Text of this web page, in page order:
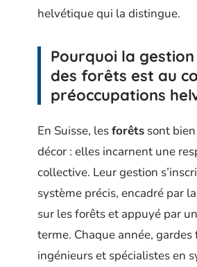
helvétique qui la distingue.
Pourquoi la
des forêts est au
préoccupations
En Suisse, lesforêts sont
décor : elles incarnent une
collective. Leur gestion
système précis, encadré par
sur les forêts et appuyé par
terme. Chaque année, gardes
ingénieurs et spécialistes en